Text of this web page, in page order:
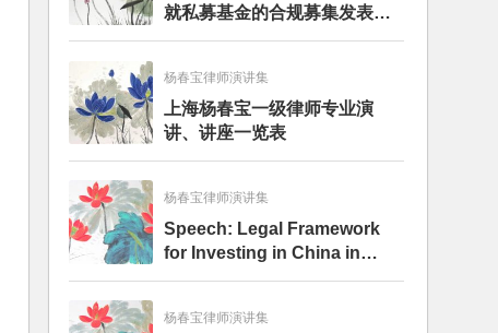
就私募基金的合规募集发表演
讲
杨春宝律师演讲集
上海杨春宝一级律师专业演
讲、讲座一览表
杨春宝律师演讲集
Speech: Legal Framework
for Investing in China in
Shipping Related Industry
杨春宝律师演讲集